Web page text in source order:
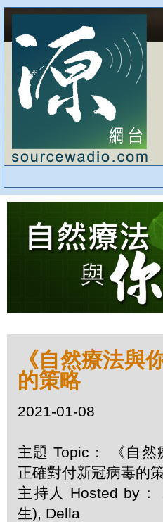
《自然療法與
的策略
2021-01-08
主題 Topic： 《自然
正確對付新冠病毒的
主持人 Hosted by
生), Della